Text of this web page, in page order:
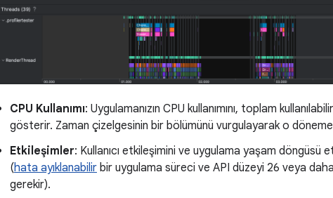
CPU Kullanımı: Uygulamanızın CPU kullanımını, toplam
gösterir. Zaman çizelgesinin bir bölümünü vurgulayarak o döneme
Etkileşimler: Kullanıcı etkileşimini ve uygulama yaşam
(hata ayıklanabilir bir uygulama süreci ve API düzeyi 26 veya
gerekir).